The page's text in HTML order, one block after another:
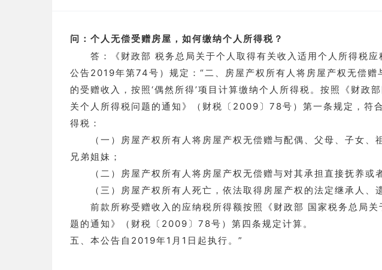
问：个人无偿受赠房屋，如何缴纳个人所得税？
答：《财政部 税务总局关于个人取得有关收入适用个人所得税应
公告2019年第74号）规定：“二、房屋产权所有人将房屋产权无偿赠
的受赠收入，按照‘偶然所得’项目计算缴纳个人所得税。按照《财政
关个人所得税问题的通知》（财税〔2009〕78号）第一条规定，符
得税：
（一）房屋产权所有人将房屋产权无偿赠与配偶、父母、子女、
兄弟姐妹；
（二）房屋产权所有人将房屋产权无偿赠与对其承担直接抚养或
（三）房屋产权所有人死亡，依法取得房屋产权的法定继承人
前款所称受赠收入的应纳税所得额按照《财政部 国家税务总局关
题的通知》（财税〔2009〕78号）第四条规定计算。
五、本公告自2019年1月1日起执行。”